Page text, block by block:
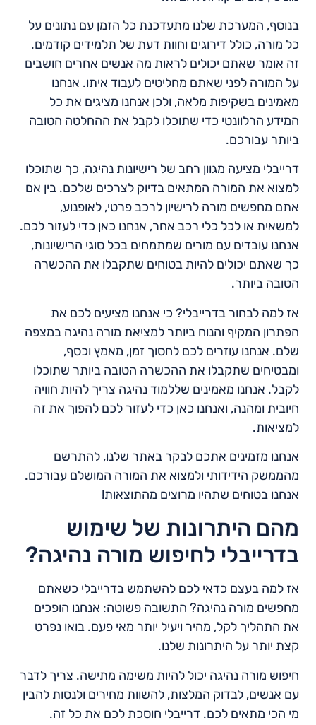
בנוסף, המערכת שלנו מתעדכנת כל הזמן עם נתונים על
כל מורה, כולל דירוגים וחוות דעת של תלמידים קודמים.
זה אומר שאתם יכולים לראות מה אנשים אחרים חושבים
על המורה לפני שאתם מחליטים לעבוד איתו. אנחנו
מאמינים בשקיפות מלאה, ולכן אנחנו מציגים את כל
המידע הרלוונטי כדי שתוכלו לקבל את ההחלטה הטובה
ביותר עבורכם.
דרייבלי מציעה מגוון רחב של רישיונות נהיגה, כך שתוכלו
למצוא את המורה המתאים בדיוק לצרכים שלכם. בין אם
אתם מחפשים מורה לרישיון לרכב פרטי, לאופנוע,
למשאית או לכל כלי רכב אחר, אנחנו כאן כדי לעזור לכם.
אנחנו עובדים עם מורים שמתמחים בכל סוגי הרישיונות,
כך שאתם יכולים להיות בטוחים שתקבלו את ההכשרה
הטובה ביותר.
אז למה לבחור בדרייבלי? כי אנחנו מציעים לכם את
הפתרון המקיף והנוח ביותר למציאת מורה נהיגה במצפה
שלם. אנחנו עוזרים לכם לחסוך זמן, מאמץ וכסף,
ומבטיחים שתקבלו את ההכשרה הטובה ביותר שתוכלו
לקבל. אנחנו מאמינים שללמוד נהיגה צריך להיות חוויה
חיובית ומהנה, ואנחנו כאן כדי לעזור לכם להפוך את זה
למציאות.
אנחנו מזמינים אתכם לבקר באתר שלנו, להתרשם
מהממשק הידידותי ולמצוא את המורה המושלם עבורכם.
אנחנו בטוחים שתהיו מרוצים מהתוצאות!
מהם היתרונות של שימוש
בדרייבלי לחיפוש מורה נהיגה?
אז למה בעצם כדאי לכם להשתמש בדרייבלי כשאתם
מחפשים מורה נהיגה? התשובה פשוטה: אנחנו הופכים
את התהליך לקל, מהיר ויעיל יותר מאי פעם. בואו נפרט
קצת יותר על היתרונות שלנו.
חיפוש מורה נהיגה יכול להיות משימה מתישה. צריך לדבר
עם אנשים, לבדוק המלצות, להשוות מחירים ולנסות להבין
מי הכי מתאים לכם. דרייבלי חוסכת לכם את כל זה.